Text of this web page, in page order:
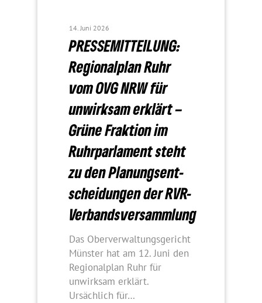
14. Juni 2026
PRES­SE­MIT­TEI­LUNG:
Regio­nal­plan Ruhr
vom OVG NRW für
unwirksam erklärt –
Grüne Frak­tion im
Ruhr­par­la­ment steht
zu den Planungs­ent­
schei­dungen der RVR-
Verbandsversammlung
Das Oberverwaltungsgericht
Münster hat am 12. Juni den
Regionalplan Ruhr für
unwirksam erklärt.
Ursächlich für…